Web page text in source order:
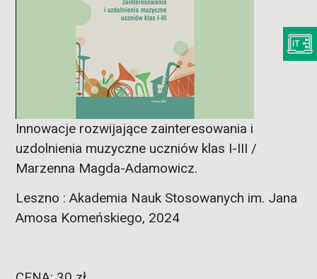
Innowacje rozwijające zainteresowania i
uzdolnienia muzyczne uczniów klas I-III /
Marzenna Magda-Adamowicz.
Leszno : Akademia Nauk Stosowanych im. Jana
Amosa Komeńskiego, 2024